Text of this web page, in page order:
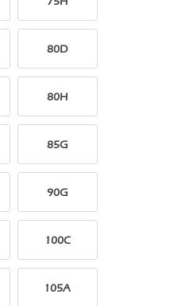
80D
80H
85G
90G
100C
105A